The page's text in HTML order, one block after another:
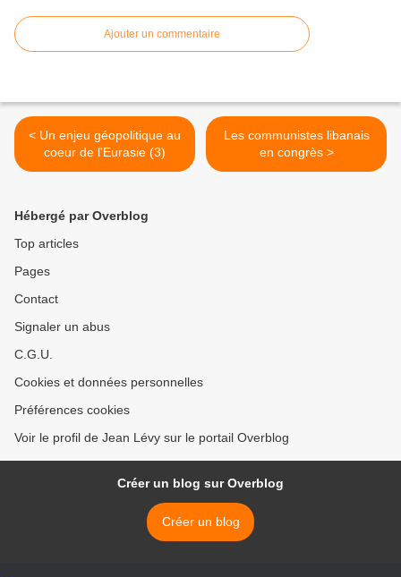
Ajouter un commentaire
< Un enjeu géopolitique au
coeur de l'Eurasie (3)
Les communistes libanais
en congrès >
Hébergé par Overblog
Top articles
Pages
Contact
Signaler un abus
C.G.U.
Cookies et données personnelles
Préférences cookies
Voir le profil de Jean Lévy sur le portail Overblog
Créer un blog sur Overblog
Créer un blog